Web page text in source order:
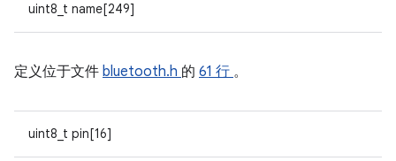
uint8_t name[249]
定义位于文件 bluetooth.h 的 61 行 。
uint8_t pin[16]